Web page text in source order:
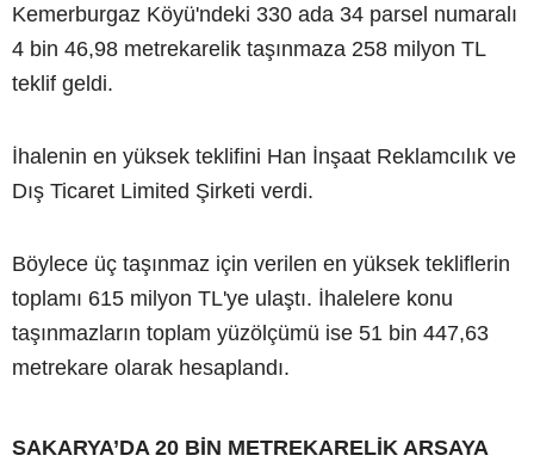
Kemerburgaz Köyü'ndeki 330 ada 34 parsel numaralı
4 bin 46,98 metrekarelik taşınmaza 258 milyon TL
teklif geldi.
İhalenin en yüksek teklifini Han İnşaat Reklamcılık ve
Dış Ticaret Limited Şirketi verdi.
Böylece üç taşınmaz için verilen en yüksek tekliflerin
toplamı 615 milyon TL'ye ulaştı. İhalelere konu
taşınmazların toplam yüzölçümü ise 51 bin 447,63
metrekare olarak hesaplandı.
SAKARYA’DA 20 BİN METREKARELİK ARSAYA